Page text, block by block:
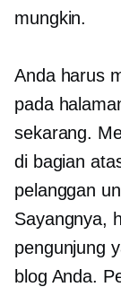
mungkin.
Anda harus
pada
sekarang.
di bagian
pelanggan
Sayangnya,
pengunjung
blog Anda.